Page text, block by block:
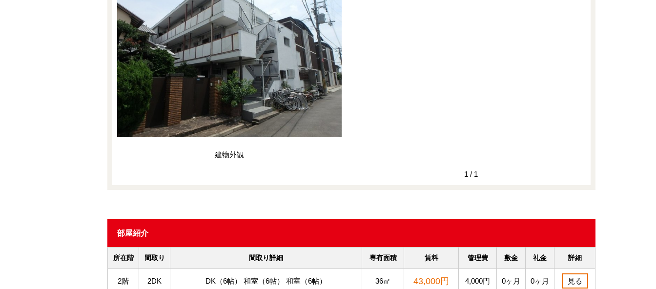
建物外観
1 / 1
部屋紹介
所在階 間取り 間取り詳細 専有面積 賃料 管理費 敷金 礼金 詳細
2階 2DK DK（6帖） 和室（6帖） 和室（6帖） 36㎡ 43,000円 4,000円 0ヶ月 0ヶ月 見る